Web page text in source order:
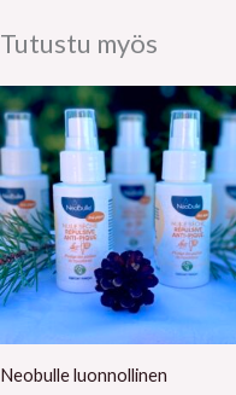
Tutustu myös
Neobulle luonnollinen